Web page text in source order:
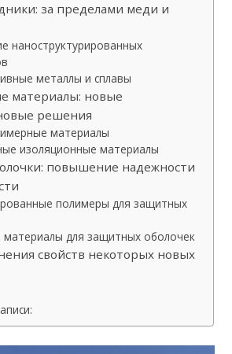
за пределами меди и
наноструктурированных
металлы и сплавы
материалы: новые
решения
материалы
изоляционные материалы
повышение надежности
полимеры для защитных
материалы для защитных оболочек
свойств некоторых новых